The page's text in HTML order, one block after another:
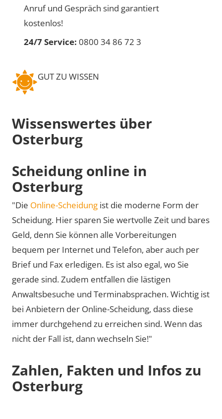
Anruf und Gespräch sind garantiert
kostenlos!
24/7 Service: 0800 34 86 72 3
GUT ZU WISSEN
Wissenswertes über
Osterburg
Scheidung online in
Osterburg
"Die Online-Scheidung ist die moderne Form der
Scheidung. Hier sparen Sie wertvolle Zeit und bares
Geld, denn Sie können alle Vorbereitungen
bequem per Internet und Telefon, aber auch per
Brief und Fax erledigen. Es ist also egal, wo Sie
gerade sind. Zudem entfallen die lästigen
Anwaltsbesuche und Terminabsprachen. Wichtig ist
bei Anbietern der Online-Scheidung, dass diese
immer durchgehend zu erreichen sind. Wenn das
nicht der Fall ist, dann wechseln Sie!"
Zahlen, Fakten und Infos zu
Osterburg